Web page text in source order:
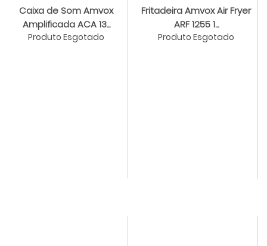
Caixa de Som Amvox
Amplificada ACA 13...
Produto Esgotado
Fritadeira Amvox Air Fryer
ARF 1255 1...
Produto Esgotado